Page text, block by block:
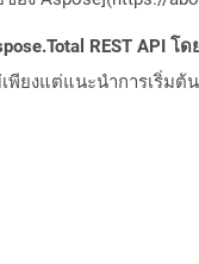
REST API โ
พียงแต่แนะนำการเริ่มต้